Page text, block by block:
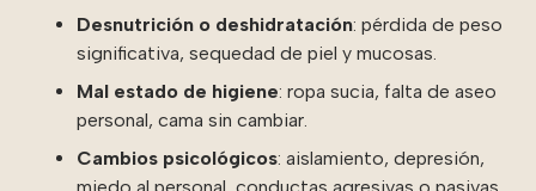
Desnutrición o deshidratación: pérdida de peso
significativa, sequedad de piel y mucosas.
Mal estado de higiene: ropa sucia, falta de aseo
personal, cama sin cambiar.
Cambios psicológicos: aislamiento, depresión,